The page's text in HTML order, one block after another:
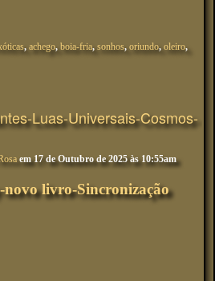
, achego, boia-fria, sonhos, oriundo, oleiro,
Luas-Universais-Cosmos-
em 17 de Outubro de 2025 às 10:55am
livro-Sincronização